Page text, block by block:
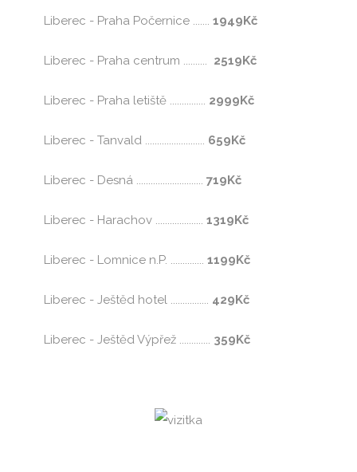
Liberec - Praha Počernice ....... 1949Kč
Liberec - Praha centrum .......... 2519Kč
Liberec - Praha letiště ............... 2999Kč
Liberec - Tanvald ......................... 659Kč
Liberec - Desná ............................ 719Kč
Liberec - Harachov .................... 1319Kč
Liberec - Lomnice n.P. .............. 1199Kč
Liberec - Ještěd hotel ................ 429Kč
Liberec - Ještěd Výpřež ............. 359Kč